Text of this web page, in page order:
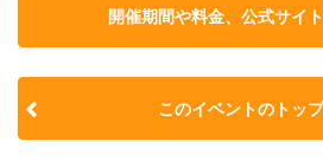
開催期間や料金、公式サイ
このイベントのトッ